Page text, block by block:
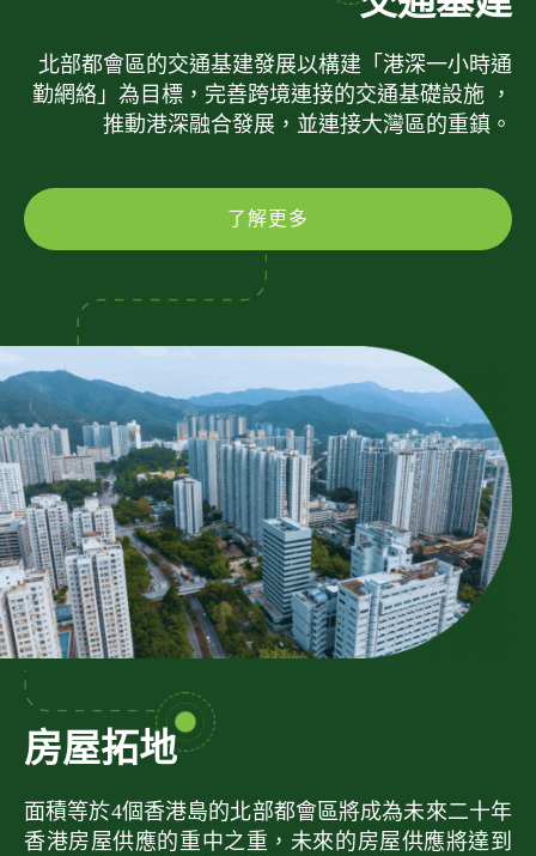
北部都會區的交通基建發展以構建「港深一小時通
勤網絡」為目標，完善跨境連接的交通基礎設施 ，
推動港深融合發展，並連接大灣區的重鎮。
了解更多
房屋拓地
面積等於4個香港島的北部都會區將成為未來二十年
香港房屋供應的重中之重，未來的房屋供應將達到